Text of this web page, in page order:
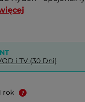
i TV (30 Dni)
rok